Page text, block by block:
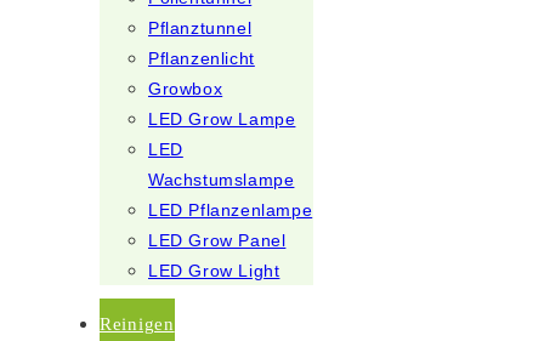
Pflanztunnel
Pflanzenlicht
Growbox
LED Grow Lampe
LED
Wachstumslampe
LED Pflanzenlampe
LED Grow Panel
LED Grow Light
Reinigen